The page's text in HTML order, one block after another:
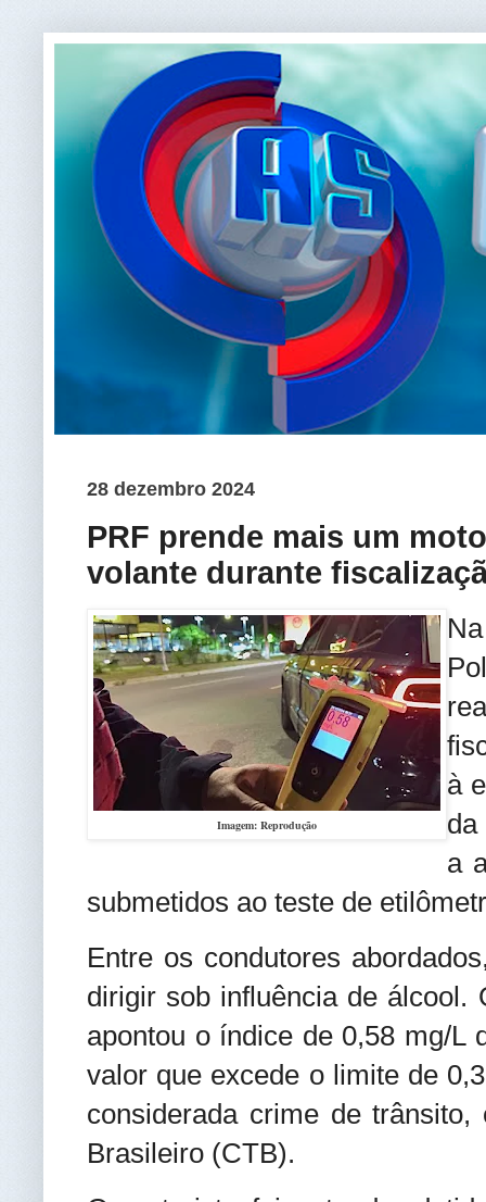
28 dezembro 2024
PRF prende mais um
volante durante
Imagem: Reprodução
à
da
a
submetidos ao teste de
Entre os condutores
dirigir sob influência de álcool.
apontou o índice de 0,58 mg/L
valor que excede o limite de
considerada crime de
Brasileiro (CTB).